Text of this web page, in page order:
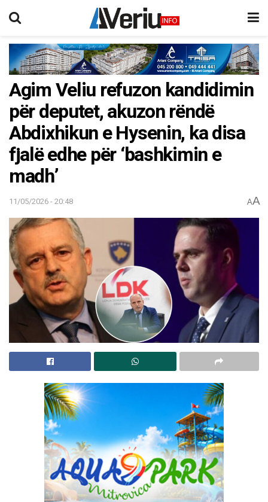
Agim Veliu refuzon kandidimin
për deputet, akuzon rëndë
Abdixhikun e Hysenin, ka disa
fjalë edhe për ‘bashkimin e
madh’
11/05/2026 - 20:48 AA